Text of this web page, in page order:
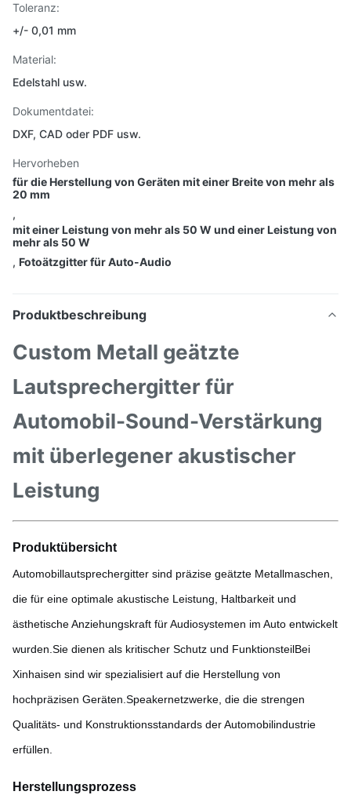
Toleranz:
+/- 0,01 mm
Material:
Edelstahl usw.
Dokumentdatei:
DXF, CAD oder PDF usw.
Hervorheben
für die Herstellung von Geräten mit einer Breite von mehr als
20 mm
,
mit einer Leistung von mehr als 50 W und einer Leistung von
mehr als 50 W
, Fotoätzgitter für Auto-Audio
Produktbeschreibung
Custom Metall geätzte
Lautsprechergitter für
Automobil-Sound-Verstärkung
mit überlegener akustischer
Leistung
Produktübersicht
Automobillautsprechergitter sind präzise geätzte Metallmaschen,
die für eine optimale akustische Leistung, Haltbarkeit und
ästhetische Anziehungskraft für Audiosystemen im Auto entwickelt
wurden.Sie dienen als kritischer Schutz und FunktionsteilBei
Xinhaisen sind wir spezialisiert auf die Herstellung von
hochpräzisen Geräten.Speakernetzwerke, die die strengen
Qualitäts- und Konstruktionsstandards der Automobilindustrie
erfüllen.
Herstellungsprozess